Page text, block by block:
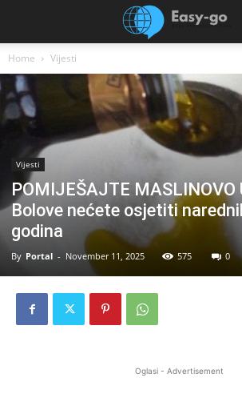
Home Vijesti
Vijesti
POMIJEŠAJTE MASLINOVO
Bolove nećete osjetiti
godina
By Portal - November 11, 2025 575 0
Oglasi - Advertisement